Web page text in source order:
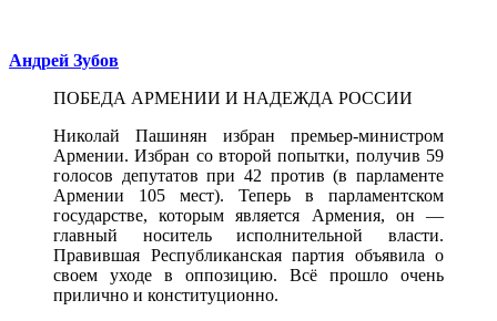
Андрей Зубов
ПОБЕДА АРМЕНИИ И НАДЕЖДА РОССИИ
Николай Пашинян избран премьер-министром
Армении. Избран со второй попытки, получив 59
голосов депутатов при 42 против (в парламенте
Армении 105 мест). Теперь в парламентском
государстве, которым является Армения, он —
главный носитель исполнительной власти.
Правившая Республиканская партия объявила о
своем уходе в оппозицию. Всё прошло очень
прилично и конституционно.